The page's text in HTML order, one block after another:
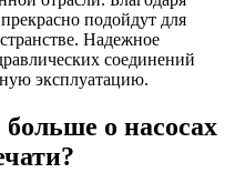
подойдут для
Надежное
соединений
эксплуатацию.
о насосах